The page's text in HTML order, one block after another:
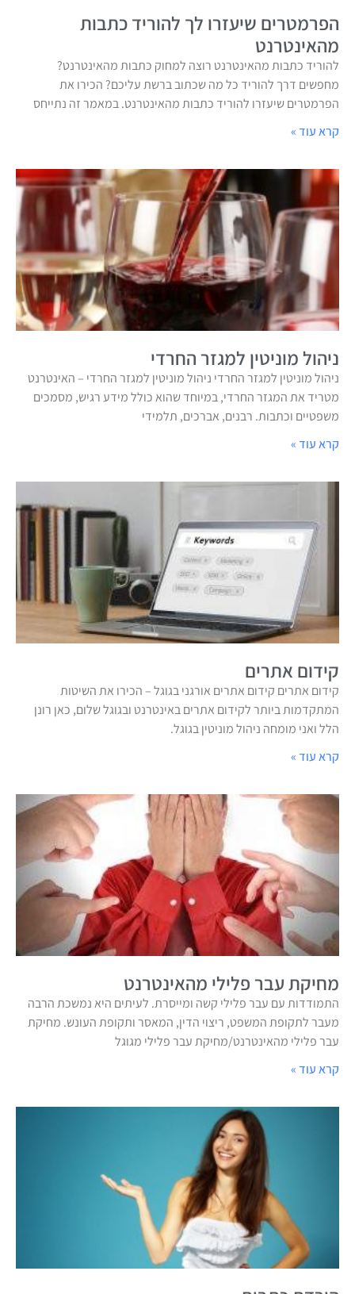
הפרמטרים שיעזרו לך להוריד כתבות
מהאינטרנט
להוריד כתבות מהאינטרנט רוצה למחוק כתבות מהאינטרנט?
מחפשים דרך להוריד כל מה שכתוב ברשת עליכם? הכירו את
הפרמטרים שיעזרו להוריד כתבות מהאינטרנט. במאמר זה נתייחס
קרא עוד »
ניהול מוניטין למגזר החרדי
ניהול מוניטין למגזר החרדי ניהול מוניטין למגזר החרדי – האינטרנט
מטריד את המגזר החרדי, במיוחד שהוא כולל מידע רגיש, מסמכים
משפטיים וכתבות. רבנים, אברכים, תלמידי
קרא עוד »
קידום אתרים
קידום אתרים קידום אתרים אורגני בגוגל – הכירו את השיטות
המתקדמות ביותר לקידום אתרים באינטרנט ובגוגל שלום, כאן רונן
הלל ואני מומחה ניהול מוניטין בגוגל.
קרא עוד »
מחיקת עבר פלילי מהאינטרנט
התמודדות עם עבר פלילי קשה ומייסרת. לעיתים היא נמשכת הרבה
מעבר לתקופת המשפט, ריצוי הדין, המאסר ותקופת העונש. מחיקת
עבר פלילי מהאינטרנט/מחיקת עבר פלילי מגוגל
קרא עוד »